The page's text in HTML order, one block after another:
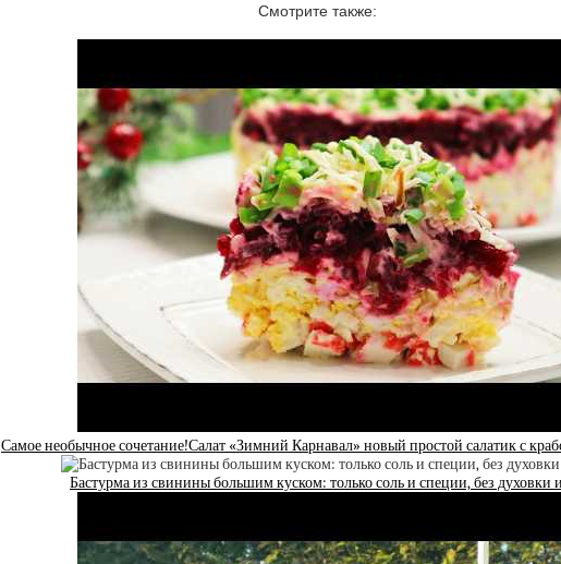
Смотрите также:
Самое необычное сочетание!Салат «Зимний Карнавал» новый простой салатик с
Бастурма из свинины большим куском: только соль и специи, без духовки